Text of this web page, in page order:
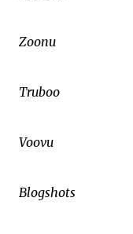
Zoonu
Truboo
Voovu
Blogshots